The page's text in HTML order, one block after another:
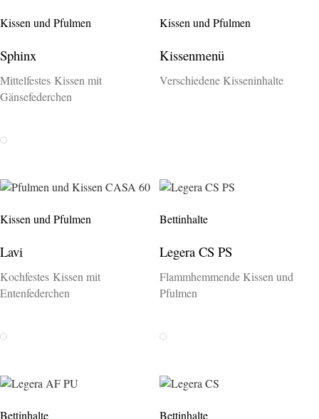
Kissen und Pfulmen
Sphinx
Mittelfestes Kissen mit
Gänsefederchen
Weiss
Kissen und Pfulmen
Kissenmenü
Verschiedene Kisseninhalte
Kissen und Pfulmen
Lavi
Kochfestes Kissen mit
Entenfederchen
Weiss
Bettinhalte
Legera CS PS
Flammhemmende Kissen und
Pfulmen
Weiss
Bettinhalte Bettinhalte